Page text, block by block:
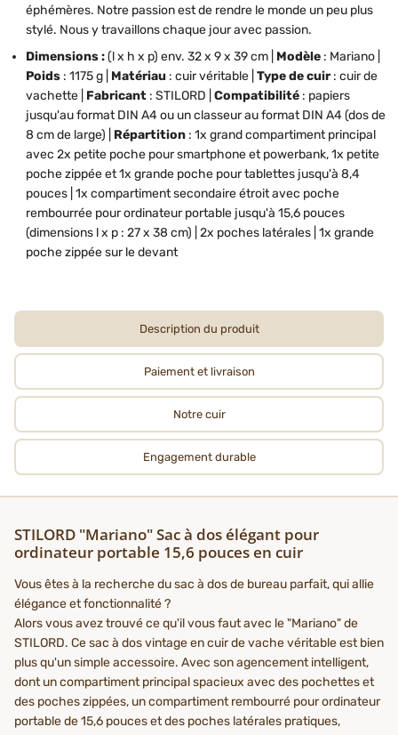
éphémères. Notre passion est de rendre le monde un peu plus
stylé. Nous y travaillons chaque jour avec passion.
Dimensions :(l x h x p) env. 32 x 9 x 39 cm | Modèle : Mariano |
Poids : 1175 g | Matériau : cuir véritable | Type de cuir: cuir de
vachette | Fabricant : STILORD | Compatibilité : papiers
jusqu'au format DIN A4 ou un classeur au format DIN A4 (dos de
8 cm de large) | Répartition : 1x grand compartiment principal
avec 2x petite poche pour smartphone et powerbank, 1x petite
poche zippée et 1x grande poche pour tablettes jusqu'à 8,4
pouces | 1x compartiment secondaire étroit avec poche
rembourrée pour ordinateur portable jusqu'à 15,6 pouces
(dimensions l x p : 27 x 38 cm) | 2x poches latérales | 1x grande
poche zippée sur le devant
Description du produit
Paiement et livraison
Notre cuir
Engagement durable
STILORD "Mariano" Sac à dos élégant pour
ordinateur portable 15,6 pouces en cuir
Vous êtes à la recherche du sac à dos de bureau parfait, qui allie
élégance et fonctionnalité ?
Alors vous avez trouvé ce qu'il vous faut avec le "Mariano" de
STILORD. Ce sac à dos vintage en cuir de vache véritable est bien
plus qu'un simple accessoire. Avec son agencement intelligent,
dont un compartiment principal spacieux avec des pochettes et
des poches zippées, un compartiment rembourré pour ordinateur
portable de 15,6 pouces et des poches latérales pratiques,